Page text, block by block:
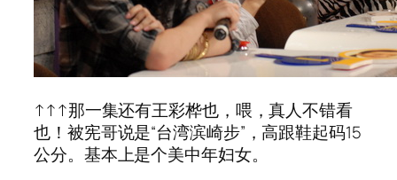
↑↑↑那一集还有王彩桦也，喂，真人不错看
也！被宪哥说是“台湾滨崎步”，高跟鞋起码15
公分。基本上是个美中年妇女。